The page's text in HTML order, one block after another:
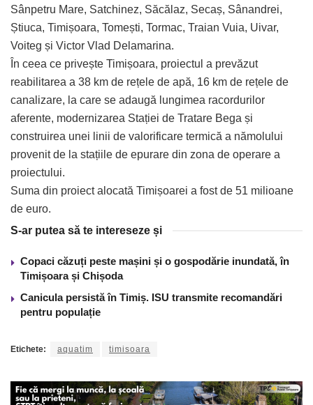
Sânpetru Mare, Satchinez, Săcălaz, Secaș, Sânandrei,
Știuca, Timișoara, Tomești, Tormac, Traian Vuia, Uivar,
Voiteg și Victor Vlad Delamarina.
În ceea ce privește Timișoara, proiectul a prevăzut
reabilitarea a 38 km de rețele de apă, 16 km de rețele de
canalizare, la care se adaugă lungimea racordurilor
aferente, modernizarea Stației de Tratare Bega și
construirea unei linii de valorificare termică a nămolului
provenit de la stațiile de epurare din zona de operare a
proiectului.
Suma din proiect alocată Timișoarei a fost de 51 milioane
de euro.
S-ar putea să te intereseze și
Copaci căzuți peste mașini și o gospodărie inundată, în
Timișoara și Chișoda
Canicula persistă în Timiș. ISU transmite recomandări
pentru populație
Etichete: aquatim timisoara